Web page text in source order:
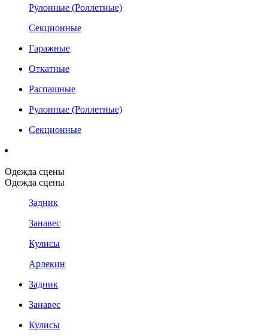
Рулонные (Роллетные)
Секционные
Гаражные
Откатные
Распашные
Рулонные (Роллетные)
Секционные
Одежда сцены
Одежда сцены
Задник
Занавес
Кулисы
Арлекин
Задник
Занавес
Кулисы